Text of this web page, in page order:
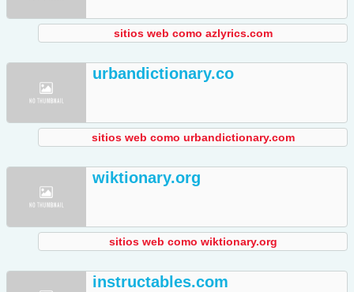
sitios web como azlyrics.com
urbandictionary.co
sitios web como urbandictionary.com
wiktionary.org
sitios web como wiktionary.org
instructables.com